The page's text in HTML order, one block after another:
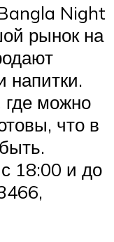
Night
рынок на
напитки.
где можно
что в
18:00 и до